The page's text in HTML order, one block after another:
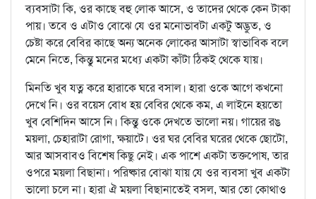
ব্যবসাটা কি, ওর কাছে বহু লোক আসে, ও তাদের থেকে কেন টাকা
পায়। তবে ও এটাও বোঝে যে ওর মনোভাবটা একটু অদ্ভুত, ও
চেষ্টা করে বেবির কাছে অন্য অনেক লোকের আসাটা স্বাভাবিক বলে
মেনে নিতে, কিন্তু মনের মধ্যে একটা কাঁটা ঠিকই থেকে যায়।
মিনতি খুব যত্ন করে হারাকে ঘরে বসাল। হারা ওকে আগে কখনো
দেখে নি। ওর বয়েস বোধ হয় বেবির থেকে কম, এ লাইনে হয়তো
খুব বেশিদিন আসে নি। কিন্তু ওকে দেখতে ভালো নয়। গায়ের রঙ
ময়লা, চেহারাটা রোগা, ক্ষয়াটে। ওর ঘর বেবির ঘরের থেকে ছোটো,
আর আসবাবও বিশেষ কিছু নেই। এক পাশে একটা তক্তপোষ, তার
ওপরে ময়লা বিছানা। পরিষ্কার বোঝা যায় যে ওর ব্যবসা খুব একটা
ভালো চলে না। হারা ঐ ময়লা বিছানাতেই বসল, আর তো কোথাও